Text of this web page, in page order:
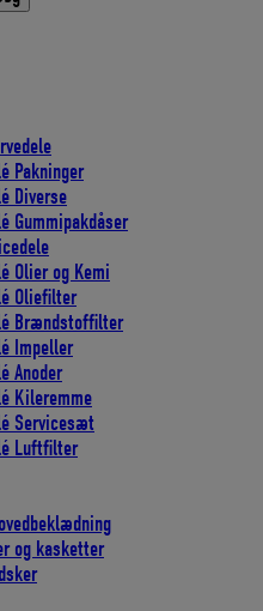
Pakninger
Diverse
Gummipakdåser
Olier og Kemi
Oliefilter
Brændstoffilter
Impeller
Anoder
Kileremme
Servicesæt
Luftfilter
og kasketter